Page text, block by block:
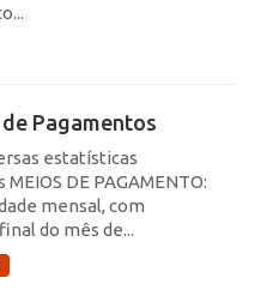
Pagamentos
estatísticas
DE PAGAMENTO:
mensal, com
do mês de...